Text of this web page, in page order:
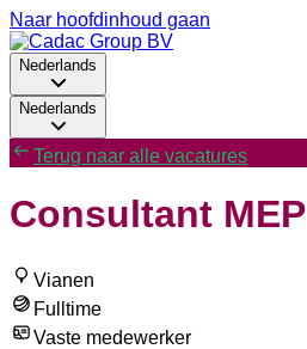
Naar hoofdinhoud gaan
Nederlands
Nederlands
Terug naar alle vacatures
Consultant MEP
Vianen
Fulltime
Vaste medewerker